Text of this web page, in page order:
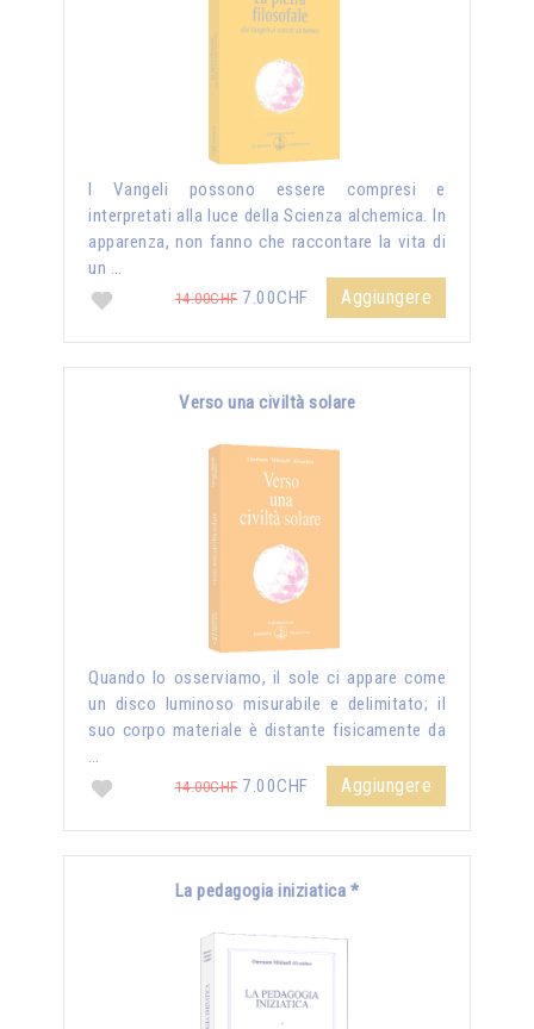
I Vangeli possono essere compresi e
interpretati alla luce della Scienza alchemica. In
apparenza, non fanno che raccontare la vita di
un …
14.00CHF7.00CHF Aggiungere
Verso una civiltà solare
Quando lo osserviamo, il sole ci appare come
un disco luminoso misurabile e delimitato; il
suo corpo materiale è distante fisicamente da
…
14.00CHF7.00CHF Aggiungere
La pedagogia iniziatica *